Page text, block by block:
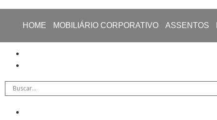
HOME MOBILIÁRIO CORPORATIVO ASSENTOS